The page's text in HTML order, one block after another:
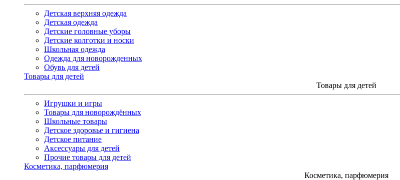
Детская верхняя одежда
Детская одежда
Детские головные уборы
Детские колготки и носки
Школьная одежда
Одежда для новорожденных
Обувь для детей
Товары для детей
Товары для детей
Игрушки и игры
Товары для новорождённых
Школьные товары
Детское здоровье и гигиена
Детское питание
Аксессуары для детей
Прочие товары для детей
Косметика, парфюмерия
Косметика, парфюмерия